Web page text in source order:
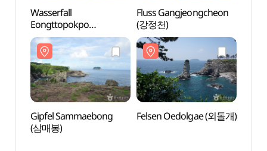
Wasserfall
Eongttopokpo
(엉또폭포)
Fluss Gangjeongcheon
(강정천)
Gipfel Sammaebong
(삼매봉)
Felsen Oedolgae (외돌개)